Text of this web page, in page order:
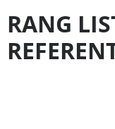
RANG